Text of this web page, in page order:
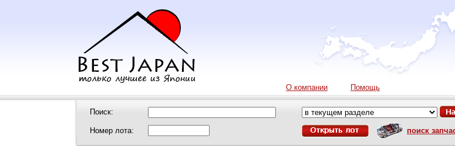
О компании Помощь
Поиск:
Номер лота: поиск